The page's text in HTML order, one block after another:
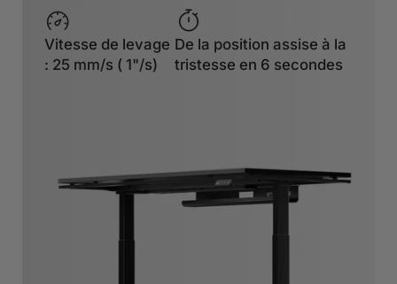
Vitesse de levage
: 25 mm/s ( 1"/s)
De la position assise à la
tristesse en 6 secondes